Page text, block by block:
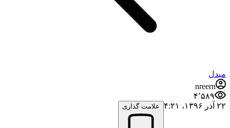
مبدل
nreern
۴٬۵۸۹
۲۲ آذر ۱۳۹۶،‏ ۴:۲۱
علامت گذاری